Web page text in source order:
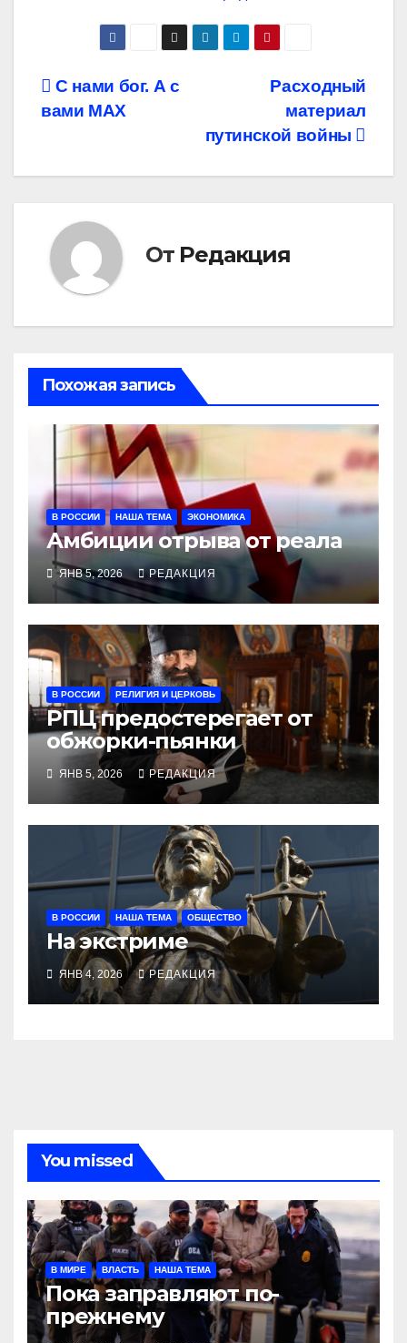
Навигация
записям
Расходный
материал
путинской войны
С нами бог. А с
вами MAX
От Редакция
Похожая запись
В РОССИИ НАША ТЕМА ЭКОНОМИКА
Амбиции отрыва от реала
ЯНВ 5, 2026 РЕДАКЦИЯ
В РОССИИ РЕЛИГИЯ И ЦЕРКОВЬ
РПЦ предостерегает от
обжорки-пьянки
ЯНВ 5, 2026 РЕДАКЦИЯ
В РОССИИ НАША ТЕМА ОБЩЕСТВО
На экстриме
ЯНВ 4, 2026 РЕДАКЦИЯ
You missed
В МИРЕ ВЛАСТЬ НАША ТЕМА
Пока заправляют по-
прежнему